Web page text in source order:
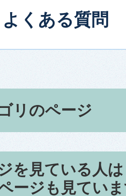
よくある質問
リのページ
を見ている人は
ージも見てい